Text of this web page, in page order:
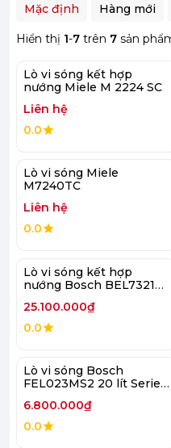
Hiển thị 1-7 trên 7 sản
Mặc định Hàng mới
Lò vi sóng kết hợp
nướng Miele M 2224 SC
Liên hệ
0.0
Lò vi sóng Miele
M7240TC
Liên hệ
0.0
Lò vi sóng kết hợp
nướng Bosch BEL7321B1
25.100.000₫
0.0
Lò vi sóng Bosch
FEL023MS2 20 lít Serie
6.800.000₫
0.0